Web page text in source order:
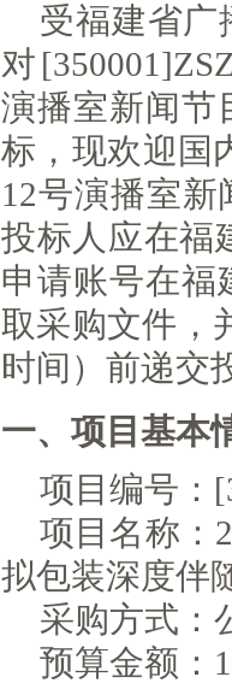
受福建省广
对
演播室新闻节
标，现欢迎国
12号演播室
投标人应在福
申请账号在福
取采购文件，
时间）前递交
一、项目基本
项目编号：
项目名称：
拟包装深度伴
采购方式：
预算金额：